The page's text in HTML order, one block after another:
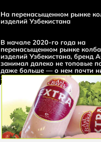
На перенасыщенном рынке
изделий Узбекистана
В начале 2020-го года на
перенасыщенном рынке
изделий Узбекистана, бренд
занимал далеко не топовые
даже больше — о нем почти
знал, а его продукция не была
представлена в самых
магазинах страны и не
продаваться в столице.